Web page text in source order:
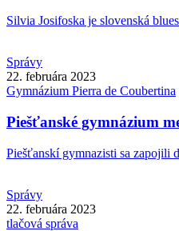
Silvia Josifoska je slovenská
Správy
22. februára 2023
Gymnázium Pierra de Coubertina
Piešťanské gymnázium
Piešťanskí gymnazisti sa zapojili
Správy
22. februára 2023
tlačová správa